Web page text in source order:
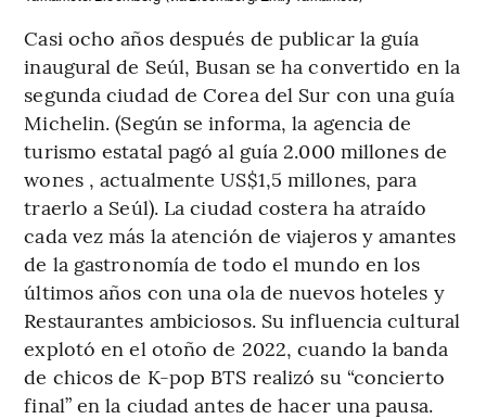
Casi ocho años después de publicar la guía
inaugural de Seúl, Busan se ha convertido en la
segunda ciudad de Corea del Sur con una guía
Michelin. (Según se informa, la agencia de
turismo estatal pagó al guía 2.000 millones de
wones , actualmente US$1,5 millones, para
traerlo a Seúl). La ciudad costera ha atraído
cada vez más la atención de viajeros y amantes
de la gastronomía de todo el mundo en los
últimos años con una ola de nuevos hoteles y
Restaurantes ambiciosos. Su influencia cultural
explotó en el otoño de 2022, cuando la banda
de chicos de K-pop BTS realizó su “concierto
final” en la ciudad antes de hacer una pausa.